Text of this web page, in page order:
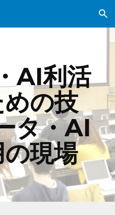
Skip to navigation
AI利活
の技
タ・AI
現場